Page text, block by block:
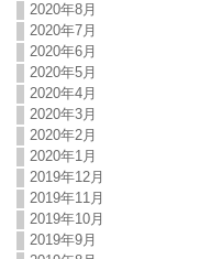
2020年8月
2020年7月
2020年6月
2020年5月
2020年4月
2020年3月
2020年2月
2020年1月
2019年12月
2019年11月
2019年10月
2019年9月